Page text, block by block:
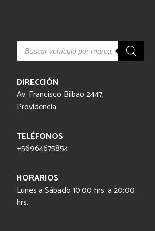
Búsqueda
productos
DIRECCIÓN
Av. Francisco Bilbao 2447,
Providencia
TELÉFONOS
+56964675854
HORARIOS
Lunes a Sábado 10:00 hrs. a 20:00
hrs.